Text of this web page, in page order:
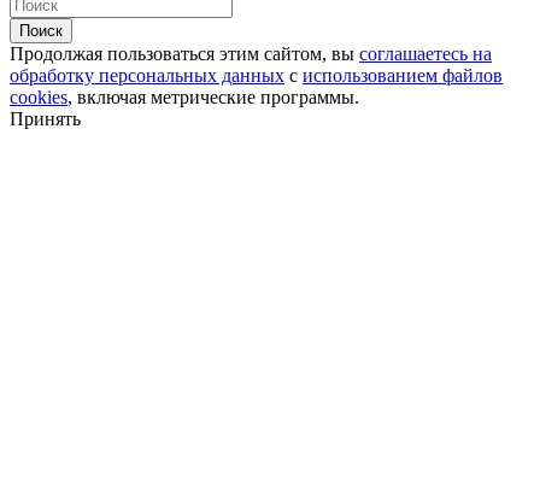
Поиск
Продолжая пользоваться этим сайтом, вы соглашаетесь на
обработку персональных данных с использованием файлов
cookies, включая метрические программы.
Принять